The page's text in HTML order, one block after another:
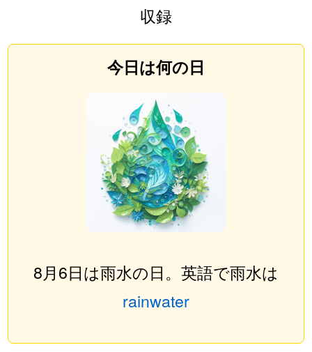
収録
今日は何の日
8月6日は雨水の日。英語で雨水は
rainwater